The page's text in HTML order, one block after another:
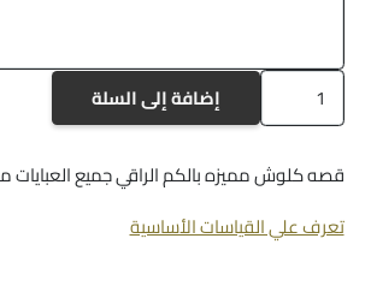
كمية
a293
إضافة إلى السلة
قصه كلوش مميزه بالكم الراقي جميع العبايات
تعرف علي القياسات الأساسية